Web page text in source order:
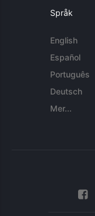
Språk
English
Español
Português
Deutsch
Mer...